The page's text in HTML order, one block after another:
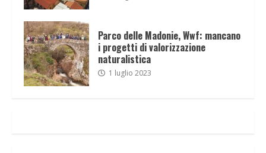
Parco delle Madonie, Wwf: mancano
i progetti di valorizzazione
naturalistica
1 luglio 2023